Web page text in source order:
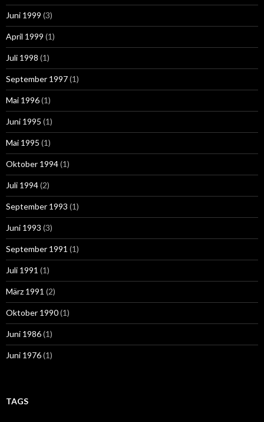
Juni 1999 (3)
April 1999 (1)
Juli 1998 (1)
September 1997(1)
Mai 1996(1)
Juni 1995 (1)
Mai 1995 (1)
Oktober 1994(1)
Juli 1994(2)
September 1993 (1)
Juni 1993 (3)
September 1991 (1)
Juli 1991 (1)
März 1991 (2)
Oktober 1990(1)
Juni 1986(1)
Juni 1976(1)
TAGS